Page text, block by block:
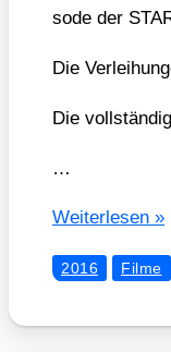
so­de der
Die
Die
…
Die
Nomi­
run­
Wei­ter­le­sen »
2016 Filme